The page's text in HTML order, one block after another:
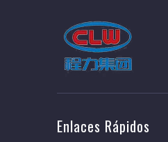
Enlaces Rápidos